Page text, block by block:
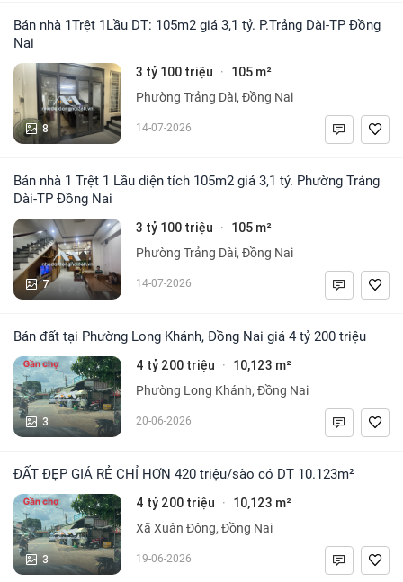
Bán nhà 1Trệt 1Lầu DT: 105m2 giá 3,1 tỷ. P.Trảng Dài-TP Đồng
Nai
8
3 tỷ 100 triệu · 105 m²
Phường Trảng Dài, Đồng Nai
14-07-2026
Bán nhà 1 Trệt 1 Lầu diện tích 105m2 giá 3,1 tỷ. Phường Trảng
Dài-TP Đồng Nai
7
3 tỷ 100 triệu · 105 m²
Phường Trảng Dài, Đồng Nai
14-07-2026
Bán đất tại Phường Long Khánh, Đồng Nai giá 4 tỷ 200 triệu
3
4 tỷ 200 triệu · 10,123 m²
Phường Long Khánh, Đồng Nai
20-06-2026
ĐẤT ĐẸP GIÁ RẺ CHỈ HƠN 420 triệu/sào có DT 10.123m²
3
4 tỷ 200 triệu · 10,123 m²
Xã Xuân Đông, Đồng Nai
19-06-2026